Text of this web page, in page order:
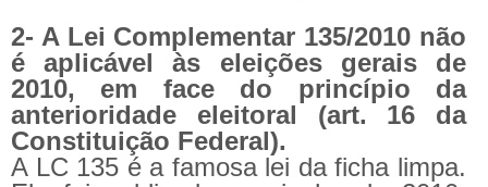
2- A Lei Complementar 135/2010 não
é aplicável às eleições gerais de
2010, em face do princípio da
anterioridade eleitoral (art. 16 da
Constituição Federal).
A LC 135 é a famosa lei da ficha limpa.